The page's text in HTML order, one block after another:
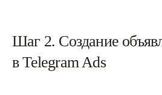
Шаг 2. Создание
в Telegram Ads